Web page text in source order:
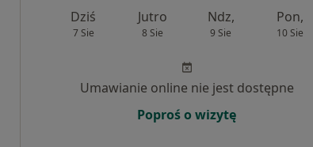
Dziś
7 Sie
Jutro
8 Sie
Ndz,
9 Sie
Pon,
10 Sie
Umawianie online nie jest dostępne
Poproś o wizytę